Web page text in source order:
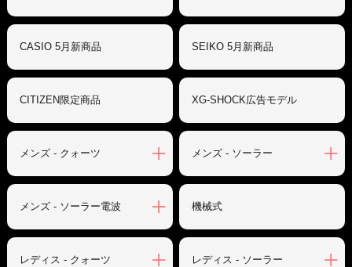
CASIO 5月新商品 SEIKO 5月新商品
CITIZEN限定商品 XG-SHOCK広告モデル
メンズ - クォーツ メンズ - ソーラー
メンズ - ソーラー電波 機械式
レディス - クォーツ レディス - ソーラー